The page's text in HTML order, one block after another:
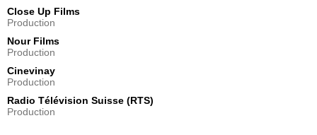
Close Up Films
Production
Nour Films
Production
Cinevinay
Production
Radio Télévision Suisse (RTS)
Production